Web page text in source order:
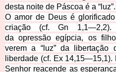
desta noite de Páscoa é a “luz”.
O amor de Deus é
criação (cf. Gn 1,1—2,2).
daopressão egípcia, os
verem a “luz” da
liberdade (cf. Ex
Senhor reacende as